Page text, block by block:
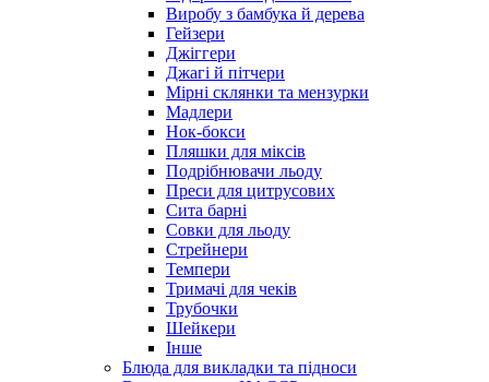
Виробу з бамбука й дерева
Гейзери
Джіггери
Джагі й пітчери
Мірні склянки та мензурки
Мадлери
Нок-бокси
Пляшки для міксів
Подрібнювачи льоду
Преси для цитрусових
Сита барні
Совки для льоду
Стрейнери
Темпери
Тримачі для чеків
Трубочки
Шейкери
Інше
Блюда для викладки та підноси